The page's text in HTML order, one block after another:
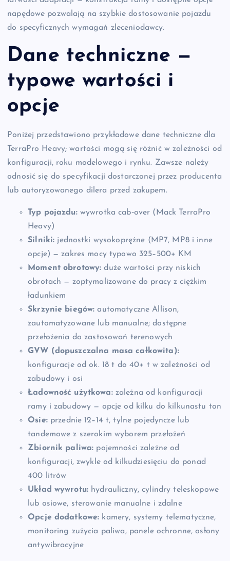
napędowe pozwalają na szybkie dostosowanie pojazdu
do specyficznych wymagań zleceniodawcy.
Dane techniczne —
typowe wartości i
opcje
Poniżej przedstawiono przykładowe dane techniczne dla
TerraPro Heavy; wartości mogą się różnić w zależności od
konfiguracji, roku modelowego i rynku. Zawsze należy
odnosić się do specyfikacji dostarczonej przez producenta
lub autoryzowanego dilera przed zakupem.
Typ pojazdu:wywrotka cab‑over (Mack TerraPro
Heavy)
Silniki: jednostki wysokoprężne (MP7, MP8 i inne
opcje) — zakres mocy typowo 325–500+ KM
Moment obrotowy: duże wartości przy niskich
obrotach — zoptymalizowane do pracy z ciężkim
ładunkiem
Skrzynie biegów: automatyczne Allison,
zautomatyzowane lub manualne; dostępne
przełożenia do zastosowań terenowych
GVW (dopuszczalna masa całkowita):
konfiguracje od ok. 18 t do 40+ t w zależności od
zabudowy i osi
Ładowność użytkowa:zależna od konfiguracji
ramy i zabudowy — opcje od kilku do kilkunastu ton
Osie:przednie 12–14 t, tylne pojedyncze lub
tandemowe z szerokim wyborem przełożeń
Zbiornik paliwa: pojemności zależne od
konfiguracji, zwykle od kilkudziesięciu do ponad
400 litrów
Układ wywrotu: hydrauliczny, cylindry teleskopowe
lub osiowe, sterowanie manualne i zdalne
Opcje dodatkowe: kamery, systemy telematyczne,
monitoring zużycia paliwa, panele ochronne, osłony
antywibracyjne